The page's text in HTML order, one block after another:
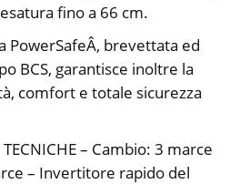
fino a 66 cm.
PowerSafeÂ, brevettata ed
BCS, garantisce inoltre la
comfort e totale sicurezza
TECNICHE – Cambio: 3 marce
– Invertitore rapido del